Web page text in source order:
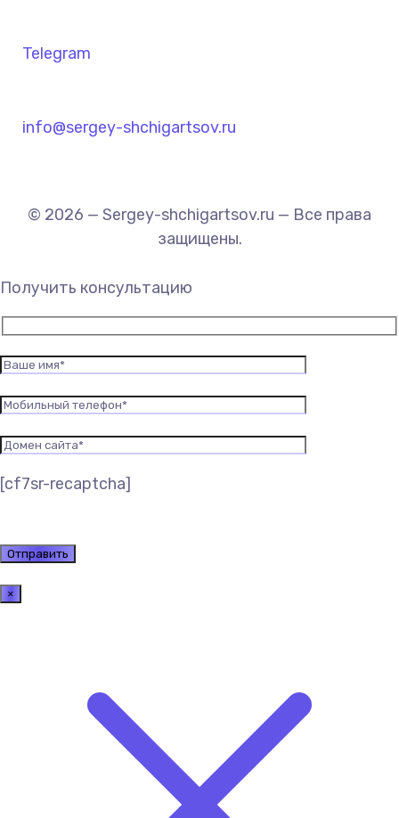
Telegram
info@sergey-shchigartsov.ru
© 2026 — Sergey-shchigartsov.ru — Все права
защищены.
Получить консультацию
[cf7sr-recaptcha]
×